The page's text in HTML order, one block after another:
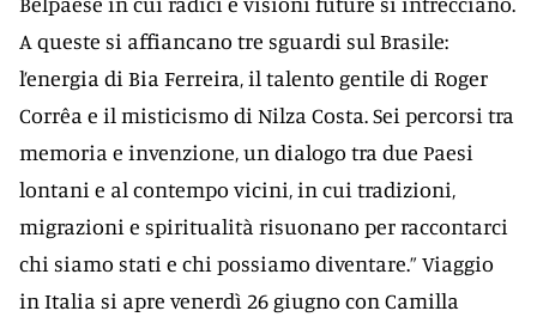
A queste si affiancano tre sguardi sul Brasile:
l’energia di Bia Ferreira, il talento gentile di Roger
Corrêa e il misticismo di Nilza Costa. Sei percorsi tra
memoria e invenzione, un dialogo tra due Paesi
lontani e al contempo vicini, in cui tradizioni,
migrazioni e spiritualità risuonano per raccontarci
chi siamo stati e chi possiamo diventare.” Viaggio
in Italia si apre venerdì 26 giugno con Camilla